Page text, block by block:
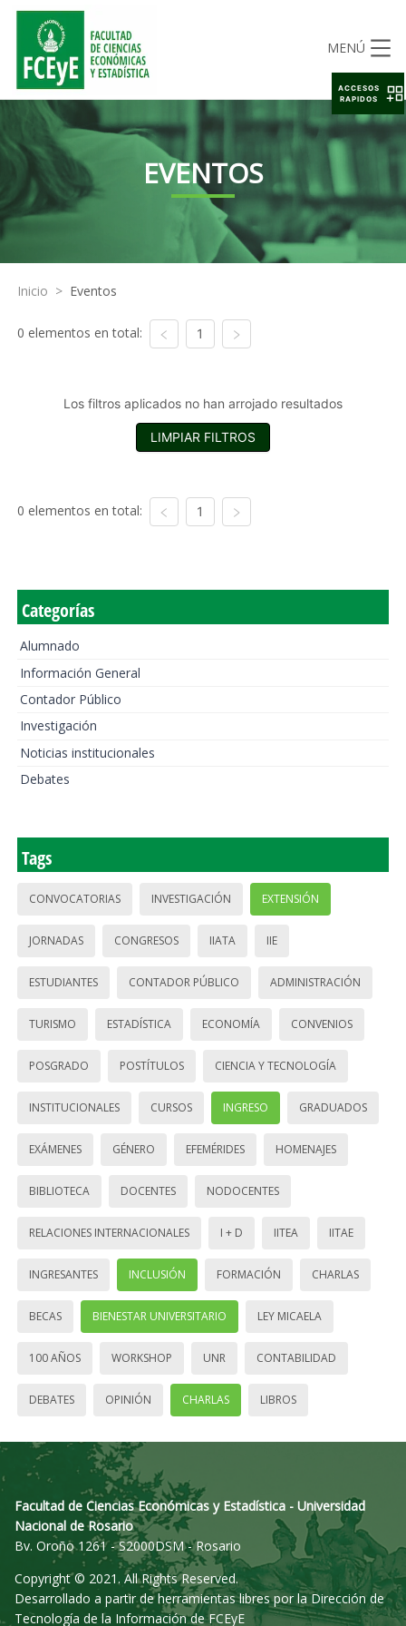
MENÚ
EVENTOS
Inicio > Eventos
0 elementos en total: 1
Los filtros aplicados no han arrojado resultados
LIMPIAR FILTROS
0 elementos en total: 1
Categorías
Alumnado
Información General
Contador Público
Investigación
Noticias institucionales
Debates
Tags
CONVOCATORIAS INVESTIGACIÓN EXTENSIÓN
JORNADAS CONGRESOS IIATA IIE
ESTUDIANTES CONTADOR PÚBLICO ADMINISTRACIÓN
TURISMO ESTADÍSTICA ECONOMÍA CONVENIOS
POSGRADO POSTÍTULOS CIENCIA Y TECNOLOGÍA
INSTITUCIONALES CURSOS INGRESO GRADUADOS
EXÁMENES GÉNERO EFEMÉRIDES HOMENAJES
BIBLIOTECA DOCENTES NODOCENTES
RELACIONES INTERNACIONALES I + D IITEA IITAE
INGRESANTES INCLUSIÓN FORMACIÓN CHARLAS
BECAS BIENESTAR UNIVERSITARIO LEY MICAELA
100 AÑOS WORKSHOP UNR CONTABILIDAD
DEBATES OPINIÓN CHARLAS LIBROS
Facultad de Ciencias Económicas y Estadística - Universidad
Nacional de Rosario
Bv. Oroño 1261 - S2000DSM - Rosario
Copyright © 2021. All Rights Reserved.
Desarrollado a partir de herramientas libres por la Dirección de
Tecnología de la Información de FCEyE
ACCESOS
RAPIDOS